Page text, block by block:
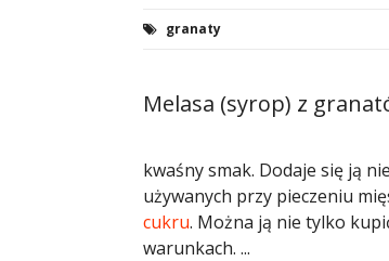
granaty
Melasa (syrop) z
kwaśny smak. Dodaje się ją
używanych przy pieczeniu
cukru. Można ją nie tylko
warunkach. ...